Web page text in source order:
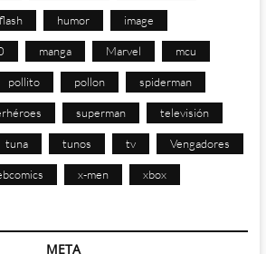
flash humor image
manga Marvel mcu
pollito pollon spiderman
superman televisión
tuna tunos tv Vengadores
x-men xbox
META